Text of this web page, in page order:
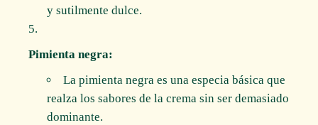
y sutilmente dulce.
Pimienta negra:
La pimienta negra es una especia básica que
realza los sabores de la crema sin ser demasiado
dominante.